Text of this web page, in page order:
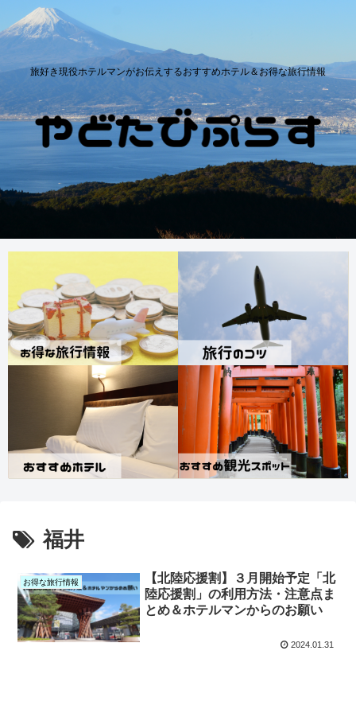
旅好き現役ホテルマンがお伝えするおすすめホテル＆お得な旅行情報
福井
お得な旅行情報
【北陸応援割】３月開始予定「北
陸応援割」の利用方法・注意点ま
とめ＆ホテルマンからのお願い
2024.01.31